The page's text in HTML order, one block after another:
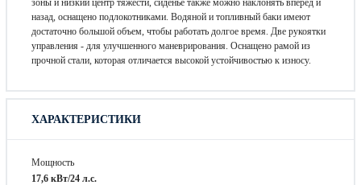
зоны и низкий центр тяжести, сиденье также можно наклонять вперед и
назад, оснащено подлокотниками. Водяной и топливный баки имеют
достаточно большой объем, чтобы работать долгое время. Две рукоятки
управления - для улучшенного маневрирования. Оснащено рамой из
прочной стали, которая отличается высокой устойчивостью к износу.
ХАРАКТЕРИСТИКИ
Мощность
17,6 кВт/24 л.с.